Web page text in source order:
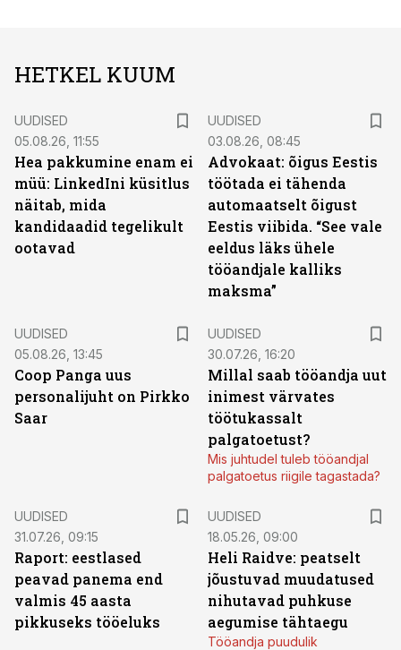
HETKEL KUUM
UUDISED
05.08.26, 11:55
Hea pakkumine enam ei
müü: LinkedIni küsitlus
näitab, mida
kandidaadid tegelikult
ootavad
UUDISED
03.08.26, 08:45
Advokaat: õigus Eestis
töötada ei tähenda
automaatselt õigust
Eestis viibida. “See vale
eeldus läks ühele
tööandjale kalliks
maksma”
UUDISED
05.08.26, 13:45
Coop Panga uus
personalijuht on Pirkko
Saar
UUDISED
30.07.26, 16:20
Millal saab tööandja uut
inimest värvates
töötukassalt
palgatoetust?
Mis juhtudel tuleb tööandjal
palgatoetus riigile tagastada?
UUDISED
31.07.26, 09:15
Raport: eestlased
peavad panema end
valmis 45 aasta
pikkuseks tööeluks
UUDISED
18.05.26, 09:00
Heli Raidve: peatselt
jõustuvad muudatused
nihutavad puhkuse
aegumise tähtaegu
Tööandja puudulik